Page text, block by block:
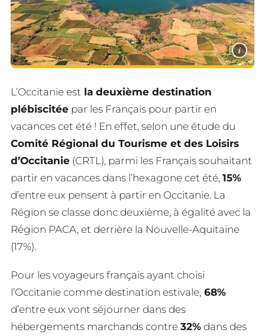
i
L’Occitanie est la deuxième destination
plébiscitée par les Français pour partir en
vacances cet été ! En effet, selon une étude du
Comité Régional du Tourisme et des Loisirs
d’Occitanie (CRTL), parmi les Français souhaitant
partir en vacances dans l’hexagone cet été, 15%
d’entre eux pensent à partir en Occitanie. La
Région se classe donc deuxième, à égalité avec la
Région PACA, et derrière la Nouvelle-Aquitaine
(17%).
Pour les voyageurs français ayant choisi
l’Occitanie comme destination estivale, 68%
d’entre eux vont séjourner dans des
hébergements marchands contre 32% dans des